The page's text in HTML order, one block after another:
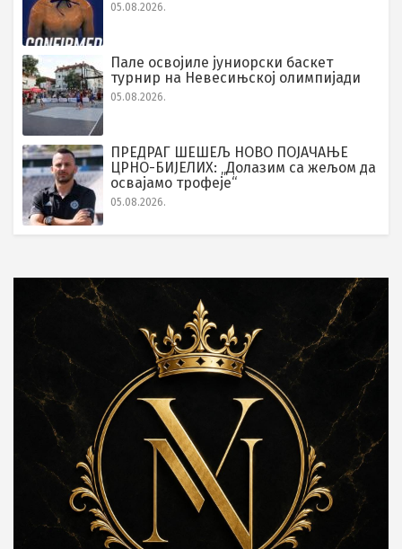
05.08.2026.
Пале освојиле јуниорски баскет
турнир на Невесињској олимпијади
05.08.2026.
ПРЕДРАГ ШЕШЕЉ НОВО ПОЈАЧАЊЕ
ЦРНО-БИЈЕЛИХ: „Долазим са жељом да
освајамо трофеје“
05.08.2026.